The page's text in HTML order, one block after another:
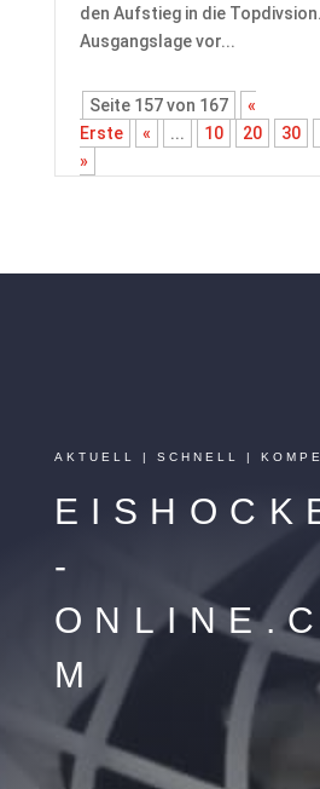
den Aufstieg in die
Ausgangslage vor...
Seite 157 von 167
«
Erste
« ... 10 20 30
»
AKTUELL | SCHNELL |
-
M